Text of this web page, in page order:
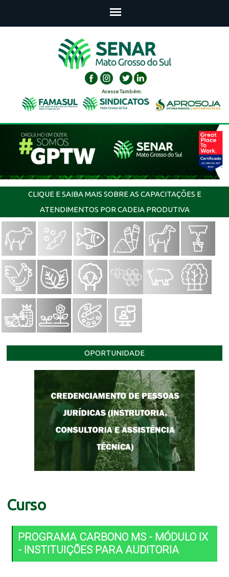
Acesse Também:
CLIQUE E SAIBA MAIS SOBRE AS CAPACITAÇÕES E
ATENDIMENTOS POR CADEIA PRODUTIVA
OPORTUNIDADE
Curso
PROGRAMA CARBONO MS - MÓDULO IX
- INSTITUIÇÕES PARA AUDITORIA